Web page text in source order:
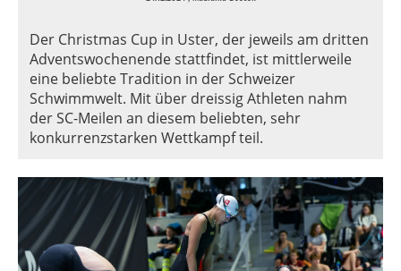
Der Christmas Cup in Uster, der jeweils am dritten
Adventswochenende stattfindet, ist mittlerweile
eine beliebte Tradition in der Schweizer
Schwimmwelt. Mit über dreissig Athleten nahm
der SC-Meilen an diesem beliebten, sehr
konkurrenzstarken Wettkampf teil.